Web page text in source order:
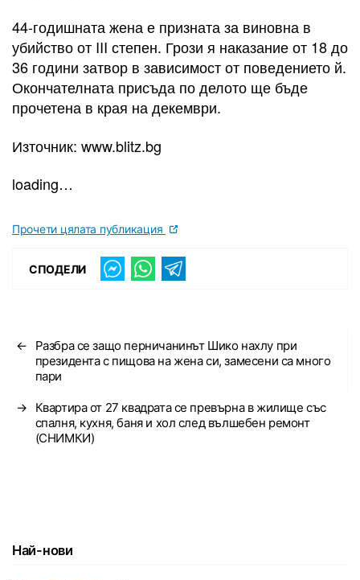
44-годишната жена е призната за виновна в
убийство от III степен. Грози я наказание от 18 до
36 години затвор в зависимост от поведението й.
Окончателната присъда по делото ще бъде
прочетена в края на декември.
Източник: www.blitz.bg
loading…
Прочети цялата публикация
СПОДЕЛИ
←
Разбра се защо перничанинът Шико нахлу при
президента с пищова на жена си, замесени са много
пари
→
Квартира от 27 квадрата се превърна в жилище със
спалня, кухня, баня и хол след вълшебен ремонт
(СНИМКИ)
Най-нови